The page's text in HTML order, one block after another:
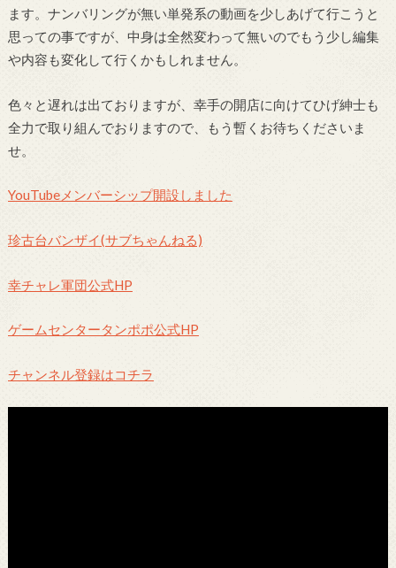
ます。ナンバリングが無い単発系の動画を少しあげて行こうと
思っての事ですが、中身は全然変わって無いのでもう少し編集
や内容も変化して行くかもしれません。
色々と遅れは出ておりますが、幸手の開店に向けてひげ紳士も
全力で取り組んでおりますので、もう暫くお待ちくださいま
せ。
YouTubeメンバーシップ開設しました
珍古台バンザイ(サブちゃんねる)
幸チャレ軍団公式HP
ゲームセンタータンポポ公式HP
チャンネル登録はコチラ